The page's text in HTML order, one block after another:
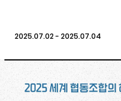
2025.07.02 - 2025.07.04